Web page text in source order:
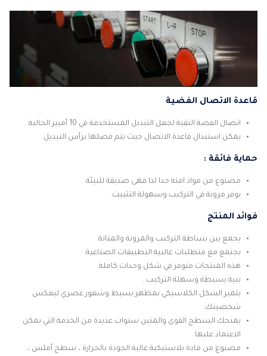
قاعدة الاتصال الفضية
اتصال الفضة النقية لجعل التبديل المستخدمة في 10 أمبير الحالية.
يمكن استبدال قاعدة الاتصال حيث يتم فصلها برأس التبديل.
حماية فائقة :
مصنوع من مواد امنه جدا لذا فهى صديقة للبيئة
يوفر مرونة في التركيب وسهولة التثبيت .
فوائد المنتج
يجمع بين بساطة التركيب والمرونة والمتانة.
يجتمع مع متطلبات غالبية التطبيقات الصناعية.
هذه المنتجات متوفر في شكل وحدات كاملة.
بنية بسيطة وسهلة التركيب .
يتميز الشكل الكلاسيكي بمظهر بسيط وشعور عصري ليعكس
شخصيتك.
يمنحك السطح القوى والمتين سنوات عديدة من الخدمة التي يمكن
الاعتماد عليها .
مصنوع من مادة بلاستيكية عالية الجودة بالحرارة ، سطح أملس ،